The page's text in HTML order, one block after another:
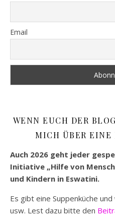
Email
WENN EUCH DER
MICH ÜBER EINE
Auch 2026 geht jeder
Initiative „Hilfe von
und Kindern in Eswatini.
Es gibt eine Suppenküche
usw. Lest dazu bitte den